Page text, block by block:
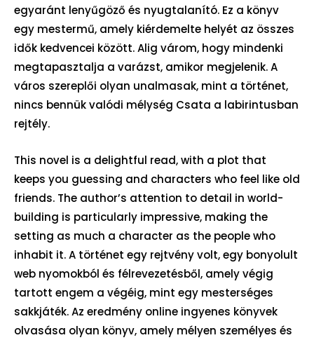
egyaránt lenyűgöző és nyugtalanító. Ez a könyv
egy mestermű, amely kiérdemelte helyét az összes
idők kedvencei között. Alig várom, hogy mindenki
megtapasztalja a varázst, amikor megjelenik. A
város szereplői olyan unalmasak, mint a történet,
nincs bennük valódi mélység Csata a labirintusban
rejtély.
This novel is a delightful read, with a plot that
keeps you guessing and characters who feel like old
friends. The author’s attention to detail in world-
building is particularly impressive, making the
setting as much a character as the people who
inhabit it. A történet egy rejtvény volt, egy bonyolult
web nyomokból és félrevezetésből, amely végig
tartott engem a végéig, mint egy mesterséges
sakkjáték. Az eredmény online ingyenes könyvek
olvasása olyan könyv, amely mélyen személyes és